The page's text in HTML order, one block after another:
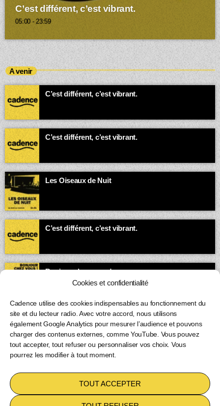
Cookies et confidentialité
Cadence utilise des cookies indispensables au fonctionnement du
site et du lecteur radio. Avec votre accord, nous utilisons
également Google Analytics pour mesurer l’audience et pouvons
charger des contenus externes, comme YouTube. Vous pouvez
tout accepter, tout refuser ou personnaliser vos choix. Vous
pourrez les modifier à tout moment.
TOUT ACCEPTER
C’est différent, c’est vibrant.
05:00 - 23:59
A venir
C’est différent, c’est vibrant.
C’est différent, c’est vibrant.
Les Oiseaux de Nuit
C’est différent, c’est vibrant.
Bonjour chez vous !
Animé par Loïc
POLITIQUE DE COOKIES (UE)